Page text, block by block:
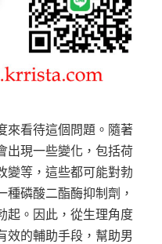
來看待這個問題。隨著
出現一些變化，包括荷
變等，這些都可能對勃
種磷酸二酯酶抑制劑，
起。因此，從生理角度
效的輔助手段，幫助男